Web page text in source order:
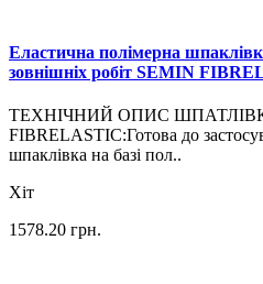
Еластична полімерна
зовнішніх робіт SEMIN
ТЕХНІЧНИЙ ОПИС
FIBRELASTIC:Готова до
шпаклівка на базі пол..
Хіт
1578.20 грн.